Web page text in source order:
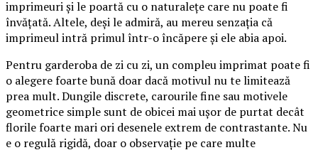
imprimeuri și le poartă cu o naturalețe care nu poate fi
învățată. Altele, deși le admiră, au mereu senzația că
imprimeul intră primul într-o încăpere și ele abia apoi.
Pentru garderoba de zi cu zi, un compleu imprimat poate fi
o alegere foarte bună doar dacă motivul nu te limitează
prea mult. Dungile discrete, carourile fine sau motivele
geometrice simple sunt de obicei mai ușor de purtat decât
florile foarte mari ori desenele extrem de contrastante. Nu
e o regulă rigidă, doar o observație pe care multe